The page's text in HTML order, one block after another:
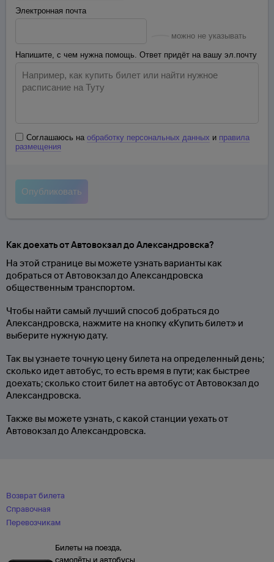
Электронная почта
можно не указывать
Напишите, с чем нужна помощь. Ответ придёт на вашу эл.почту
Соглашаюсь на обработку персональных данных и правила
размещения
Как доехать от Автовокзал до Александровска?
На этой странице вы можете узнать варианты как
добраться от Автовокзал до Александровска
общественным транспортом.
Чтобы найти самый лучший способ добраться до
Александровска, нажмите на кнопку «Купить билет» и
выберите нужную дату.
Так вы узнаете точную цену билета на определенный день;
сколько идет автобус, то есть время в пути; как быстрее
доехать; сколько стоит билет на автобус от Автовокзал до
Александровска.
Также вы можете узнать, с какой станции уехать от
Автовокзал до Александровска.
Возврат билета
Справочная
Перевозчикам
Билеты на поезда,
самолёты и автобусы